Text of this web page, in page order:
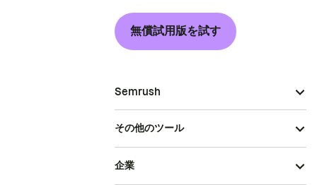
無償試用版を試す
Semrush
その他のツール
企業